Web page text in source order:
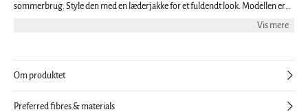
sommerbrug. Style den med en læderjakke for et fuldendt look. Modellen er
Vis mere
Om produktet
Preferred fibres & materials